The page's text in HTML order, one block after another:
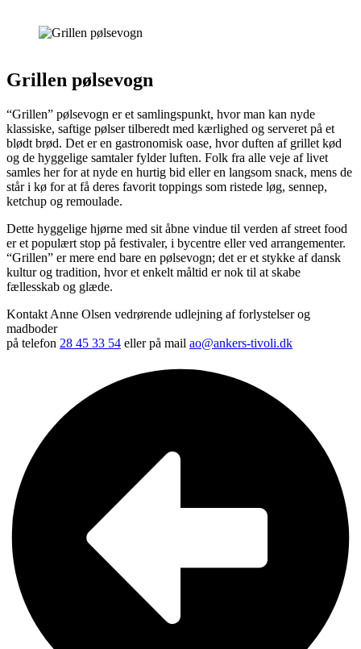
Grillen pølsevogn
“Grillen” pølsevogn er et samlingspunkt, hvor man kan nyde
klassiske, saftige pølser tilberedt med kærlighed og serveret på et
blødt brød. Det er en gastronomisk oase, hvor duften af grillet kød
og de hyggelige samtaler fylder luften. Folk fra alle veje af livet
samles her for at nyde en hurtig bid eller en langsom snack, mens de
står i kø for at få deres favorit toppings som ristede løg, sennep,
ketchup og remoulade.
Dette hyggelige hjørne med sit åbne vindue til verden af street food
er et populært stop på festivaler, i bycentre eller ved arrangementer.
“Grillen” er mere end bare en pølsevogn; det er et stykke af dansk
kultur og tradition, hvor et enkelt måltid er nok til at skabe
fællesskab og glæde.
Kontakt Anne Olsen vedrørende udlejning af forlystelser og
madboder
på telefon 28 45 33 54 eller på mail ao@ankers-tivoli.dk